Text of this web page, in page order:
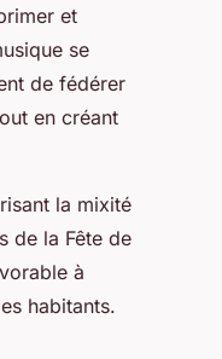
et
se
de fédérer
en créant
la mixité
de la Fête de
à
habitants.